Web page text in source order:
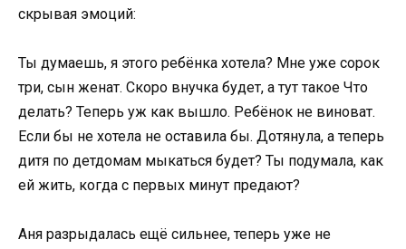
скрывая эмоций:
Ты думаешь, я этого ребёнка хотела? Мне уже сорок
три, сын женат. Скоро внучка будет, а тут такое Что
делать? Теперь уж как вышло. Ребёнок не виноват.
Если бы не хотела не оставила бы. Дотянула, а теперь
дитя по детдомам мыкаться будет? Ты подумала, как
ей жить, когда с первых минут предают?
Аня разрыдалась ещё сильнее, теперь уже не